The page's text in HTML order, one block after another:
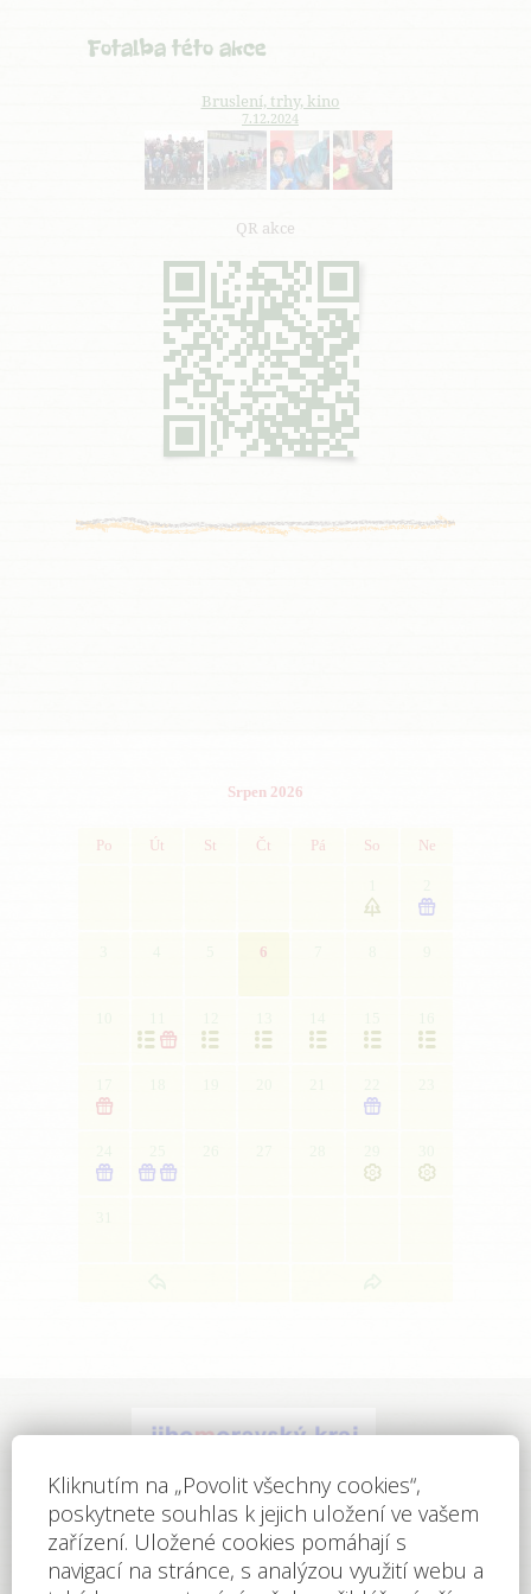
Fotalba této akce
Bruslení, trhy, kino
7.12.2024
QR akce
Srpen 2026
Po Út St Čt Pá So Ne
 
6
      
 
    